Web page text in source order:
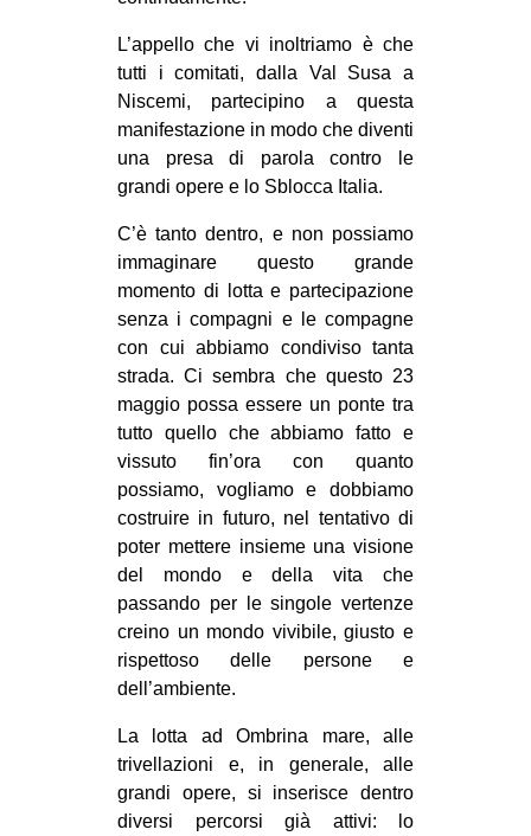
L’appello che vi inoltriamo è che
tutti i comitati, dalla Val Susa a
Niscemi, partecipino a questa
manifestazione in modo che diventi
una presa di parola contro le
grandi opere e lo Sblocca Italia.
C’è tanto dentro, e non possiamo
immaginare questo grande
momento di lotta e partecipazione
senza i compagni e le compagne
con cui abbiamo condiviso tanta
strada. Ci sembra che questo 23
maggio possa essere un ponte tra
tutto quello che abbiamo fatto e
vissuto fin’ora con quanto
possiamo, vogliamo e dobbiamo
costruire in futuro, nel tentativo di
poter mettere insieme una visione
del mondo e della vita che
passando per le singole vertenze
creino un mondo vivibile, giusto e
rispettoso delle persone e
dell’ambiente.
La lotta ad Ombrina mare, alle
trivellazioni e, in generale, alle
grandi opere, si inserisce dentro
diversi percorsi già attivi: lo